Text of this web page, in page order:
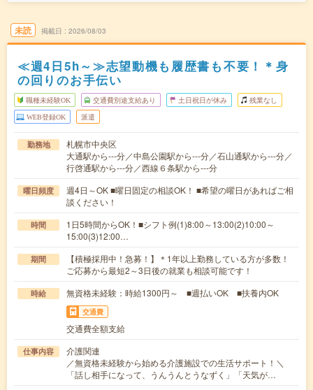
未読 掲載日 2026/08/03
≪週4日5h～≫志望動機も履歴書も不要！＊身
の回りのお手伝い
職種未経験OK 交通費別途支給あり 土日祝日が休み 残業なし
WEB登録OK 派遣
勤務地
札幌市中央区
大通駅から---分／中島公園駅から---分／石山通駅から---分／
行啓通駅から---分／西線６条駅から---分
曜日頻度
週4日～OK ■曜日固定の相談OK！ ■希望の曜日があればご相
談ください！
時間
1日5時間からOK！■シフト例(1)8:00～13:00(2)10:00～
15:00(3)12:00…
期間
【積極採用中！急募！】＊1年以上勤務している方が多数！
ご応募から最短2～3日後の就業も相談可能です！
時給 無資格未経験：時給1300円～ ■週払いOK ■扶養内OK
交通費
交通費全額支給
仕事内容
介護関連
／無資格未経験から始める介護施設での生活サポート！＼
「話し相手になって、うんうんとうなずく」「天気が…